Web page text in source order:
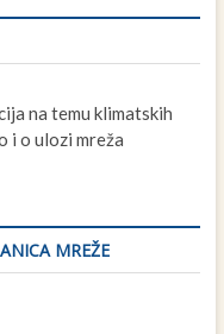
na temu klimatskih
i o ulozi mreža
MREŽE